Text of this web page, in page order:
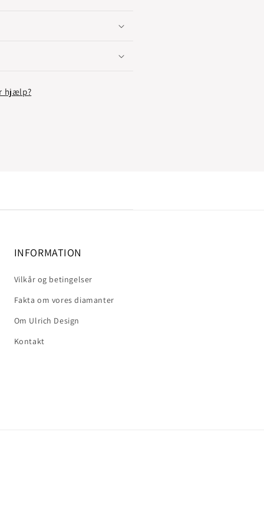
hjælp?
INFORMATION
Vilkår og betingelser
Fakta om vores diamanter
Om Ulrich Design
Kontakt